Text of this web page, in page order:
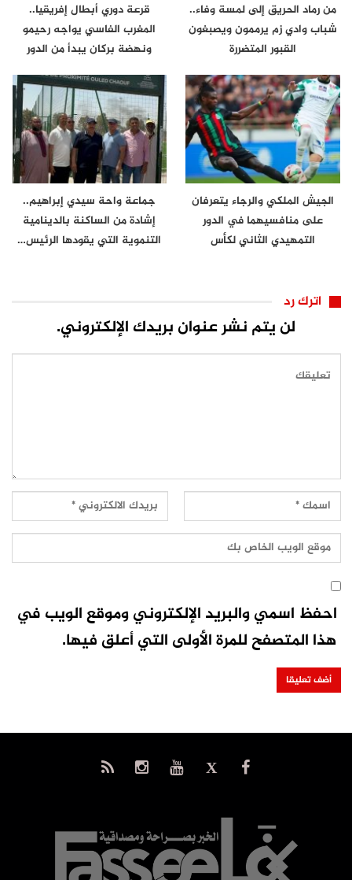
من رماد الحريق إلى لمسة وفاء..
شباب وادي زم يرممون ويصبغون
القبور المتضررة
قرعة دوري أبطال إفريقيا..
المغرب الفاسي يواجه رحيمو
ونهضة بركان يبدأ من الدور
الجيش الملكي والرجاء يتعرفان
على منافسيهما في الدور
التمهيدي الثاني لكأس
جماعة واحة سيدي إبراهيم..
إشادة من الساكنة بالدينامية
التنموية التي يقودها الرئيس…
اترك رد
لن يتم نشر عنوان بريدك الإلكتروني.
احفظ اسمي والبريد الإلكتروني وموقع الويب في
هذا المتصفح للمرة الأولى التي أعلق فيها.